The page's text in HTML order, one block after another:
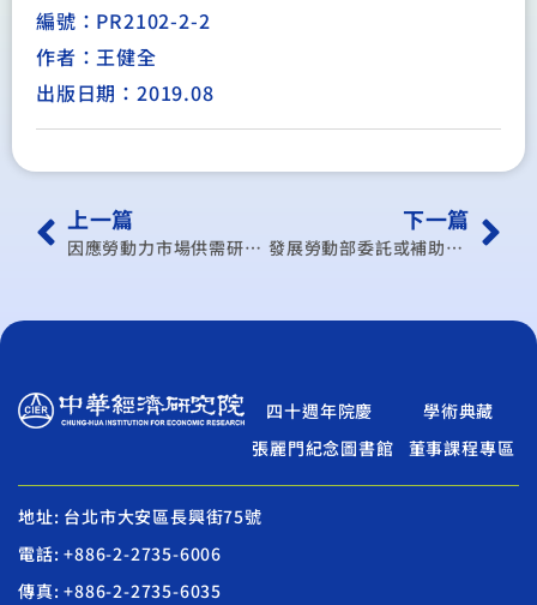
編號：PR2102-2-2
作者：王健全
出版日期：2019.08
上一篇
因應勞動力市場供需研析技術職類訓練課程綱要之規劃與建議
下一篇
發展勞動部委託或補助辦理職業訓練之訓練單位評鑑指標及其結果運用建議
四十週年院慶
學術典藏
張麗門紀念圖書館
董事課程專區
地址: 台北市大安區長興街75號
電話: +886-2-2735-6006
傳真: +886-2-2735-6035